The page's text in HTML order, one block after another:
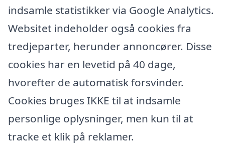
indsamle statistikker via Google Analytics.
Websitet indeholder også cookies fra
tredjeparter, herunder annoncører. Disse
cookies har en levetid på 40 dage,
hvorefter de automatisk forsvinder.
Cookies bruges IKKE til at indsamle
personlige oplysninger, men kun til at
tracke et klik på reklamer.